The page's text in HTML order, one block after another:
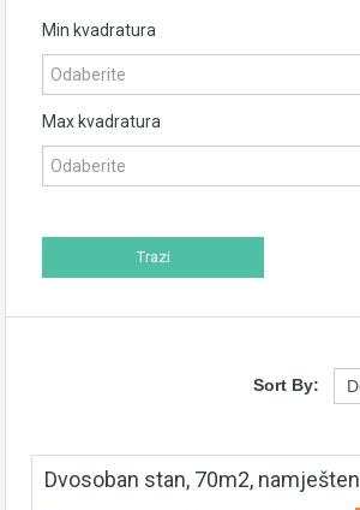
Min kvadratura
Max kvadratura
Sort By:
Dvosoban stan, 70m2, namješten